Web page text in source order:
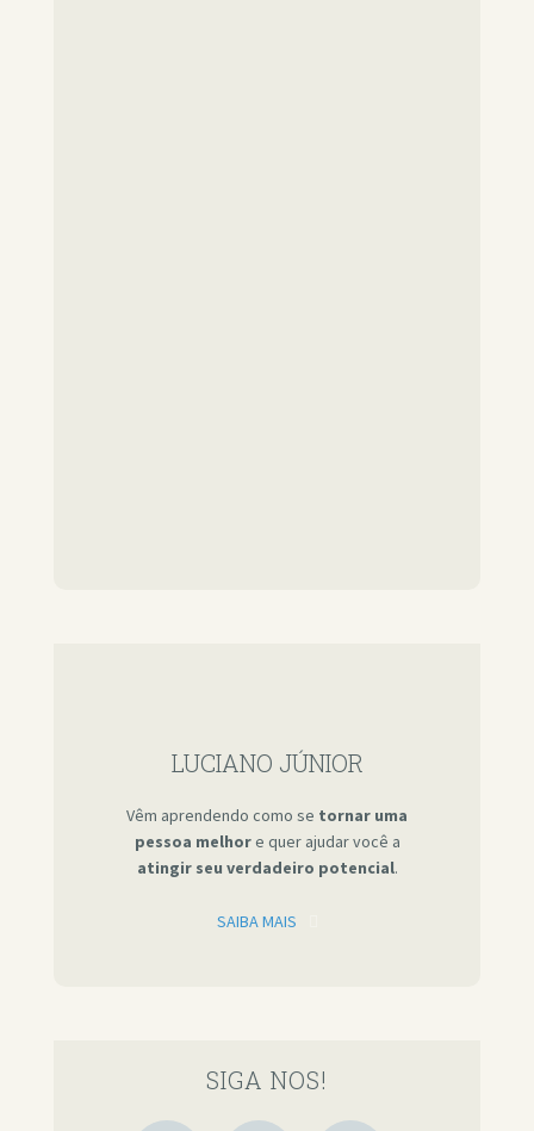
LUCIANO JÚNIOR
Vêm aprendendo como se tornar uma
pessoa melhore quer ajudar você a
atingir seu verdadeiro potencial.
SAIBA MAIS
SIGA NOS!